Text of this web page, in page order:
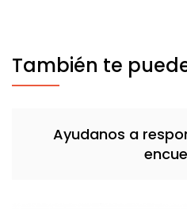
También te
Ayudanos a